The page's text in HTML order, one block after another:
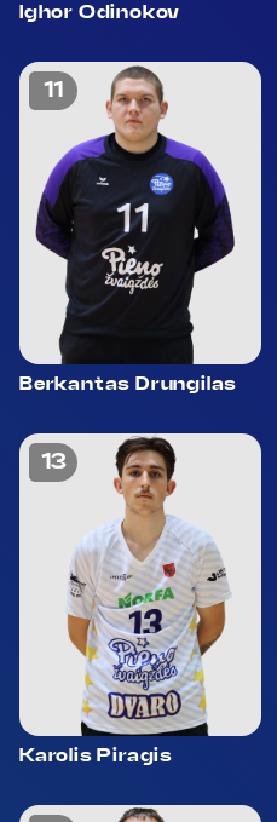
Ighor Odinokov
11
Berkantas Drungilas
13
Karolis Piragis